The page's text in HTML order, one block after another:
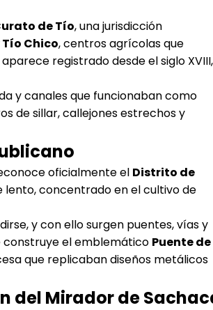
de Tío, una jurisdicción
Chico, centros agrícolas que
registrado desde el siglo XVIII,
y canales que funcionaban como
de sillar, callejones estrechos y
oficialmente el Distrito de
lento, concentrado en el cultivo de
y con ello surgen puentes, vías y
construye el emblemático Puente de
que replicaban diseños metálicos
del Mirador de